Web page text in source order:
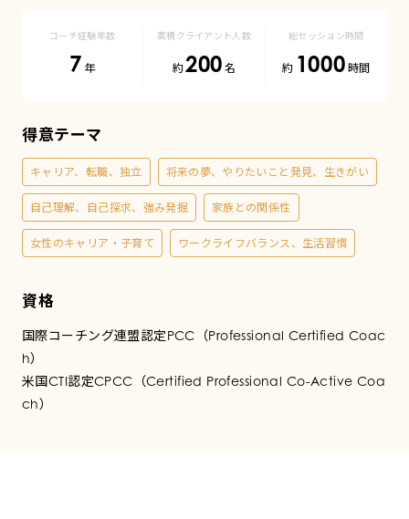
コ
ー
チ
コーチ経験年数
7
累積クライアント人数
200
総セッション時間
1000
得意テーマ
キャリア、転職、独立 将来の夢、やりたいこと発見、生きがい
自己理解、自己探求、強み発掘 家族との関係性
女性のキャリア・子育て ワークライフバランス、生活習慣
資格
国際コーチング連盟認定PCC（Professional Certified Coac
h）
米国CTI認定CPCC（Certified Professional Co-Active Coa
ch）